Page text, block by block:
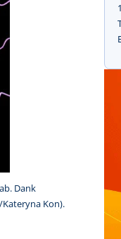
Dank
Kon).